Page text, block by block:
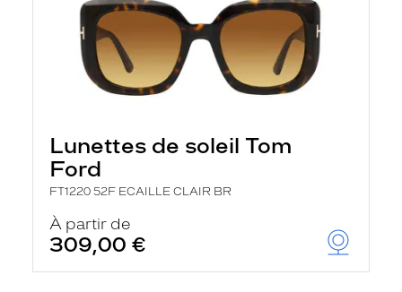
Lunettes de soleil Tom
Ford
FT1220 52F ECAILLE CLAIR BR
À partir de
309,00 €